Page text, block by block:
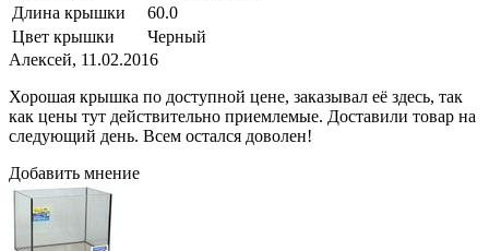
Длина крышки
60.0
Цвет крышки
Черный
Алексей, 11.02.2016
Хорошая крышка по доступной цене, заказывал её здесь, так
как цены тут действительно приемлемые. Доставили товар на
следующий день. Всем остался доволен!
Добавить мнение